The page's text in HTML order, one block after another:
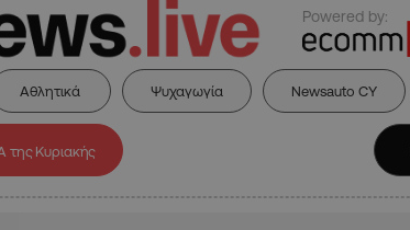
Powered by:
Αθλητικά Ψυχαγωγία Newsauto CY
της Κυριακής